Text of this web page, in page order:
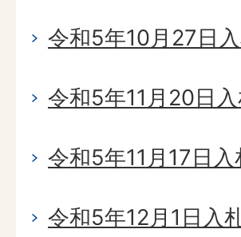
令和5年10月27日
令和5年11月20日
令和5年11月17日入
令和5年12月1日入